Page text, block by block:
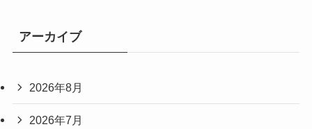
アーカイブ
2026年8月
2026年7月